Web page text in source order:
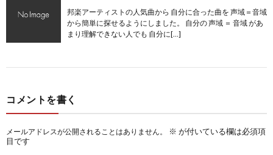
邦楽アーティストの人気曲から 自分に合った曲を 声域＝音域
から簡単に探せるようにしました。 自分の 声域 ＝ 音域 があ
まり理解できない人でも 自分に[…]
コメントを書く
メールアドレスが公開されることはありません。 ※ が付いている欄は必須項
目です